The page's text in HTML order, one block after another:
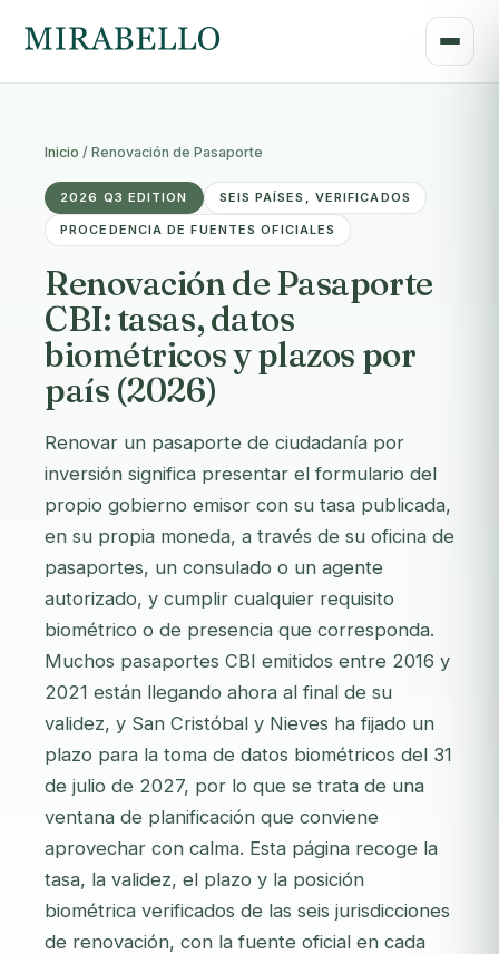
Inicio / Renovación de Pasaporte
2026 Q3 EDITION SEIS PAÍSES, VERIFICADOS
PROCEDENCIA DE FUENTES OFICIALES
Renovación de Pasaporte
CBI: tasas, datos
biométricos y plazos por
país (2026)
Renovar un pasaporte de ciudadanía por
inversión significa presentar el formulario del
propio gobierno emisor con su tasa publicada,
en su propia moneda, a través de su oficina de
pasaportes, un consulado o un agente
autorizado, y cumplir cualquier requisito
biométrico o de presencia que corresponda.
Muchos pasaportes CBI emitidos entre 2016 y
2021 están llegando ahora al final de su
validez, y San Cristóbal y Nieves ha fijado un
plazo para la toma de datos biométricos del 31
de julio de 2027, por lo que se trata de una
ventana de planificación que conviene
aprovechar con calma. Esta página recoge la
tasa, la validez, el plazo y la posición
biométrica verificados de las seis jurisdicciones
de renovación, con la fuente oficial en cada